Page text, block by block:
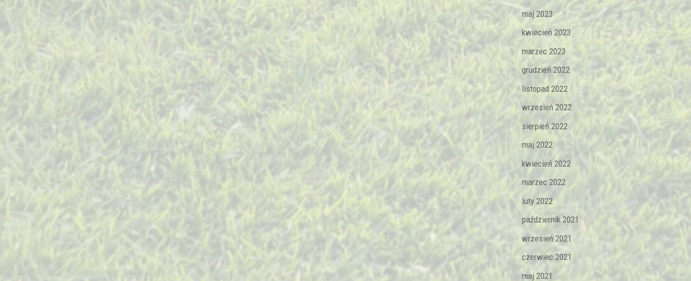
maj 2023
kwiecień 2023
marzec 2023
grudzień 2022
listopad 2022
wrzesień 2022
sierpień 2022
maj 2022
kwiecień 2022
marzec 2022
luty 2022
październik 2021
wrzesień 2021
czerwiec 2021
maj 2021